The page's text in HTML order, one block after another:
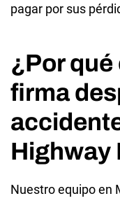
pagar por sus
¿Por
firma
Highway
Nuestro equipo en